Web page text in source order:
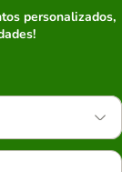
personalizados,